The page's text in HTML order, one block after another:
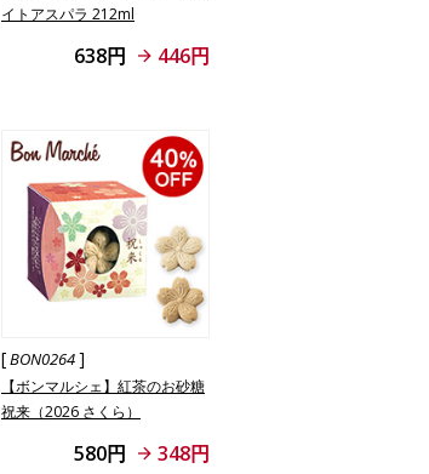
イトアスパラ 212ml
638円 446円
[BON0264]
【ボンマルシェ】紅茶のお砂糖
祝来（2026 さくら）
580円 348円